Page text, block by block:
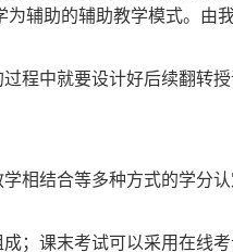
在线自主学习为主的翻转
辅助的辅助教学模式。由我
程中就要设计好后续翻转授
相结合等多种方式的学分认